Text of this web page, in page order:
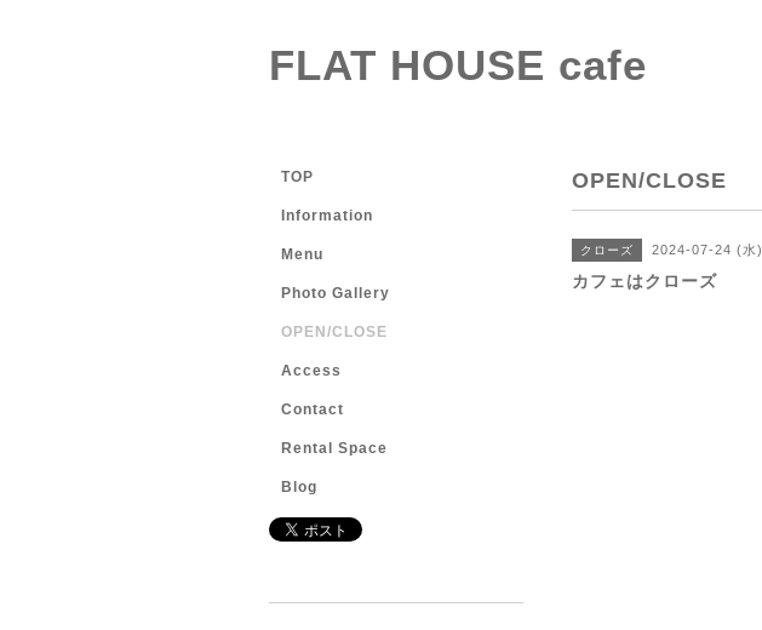
FLAT HOUSE cafe
OPEN/CLOSE
クローズ 2024-07-24 (水)
カフェはクローズ
TOP
Information
Menu
Photo Gallery
OPEN/CLOSE
Access
Contact
Rental Space
Blog